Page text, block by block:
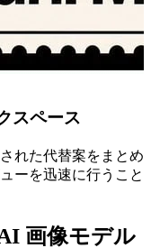
スペース
れた代替案をまとめ
ーを迅速に行うこと
画像モデル